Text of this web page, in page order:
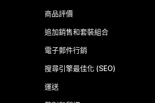
商品評價
追加銷售和套裝組合
電子郵件行銷
搜尋引擎最佳化 (SEO)
運送